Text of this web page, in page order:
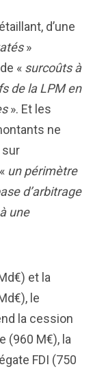
d’une
»
« surcoûts à
de la LPM en
». Et les
ne
sur
un périmètre
d’arbitrage
une
et la
le
la cession
(960 M€), la
FDI (750